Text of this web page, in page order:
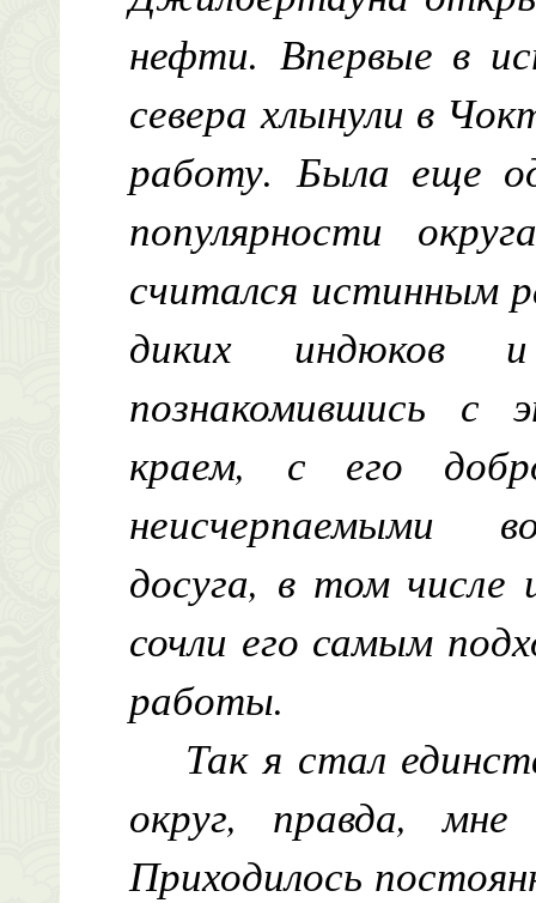
нефти. Впервые в
севера хлынули в
работу. Была еще
популярности
считался истинным
диких
познакомившись с
краем, с его
неисчерпаемыми
досуга, в том числе
сочли его самым
работы.
Так я стал
округ, правда,
Приходилось